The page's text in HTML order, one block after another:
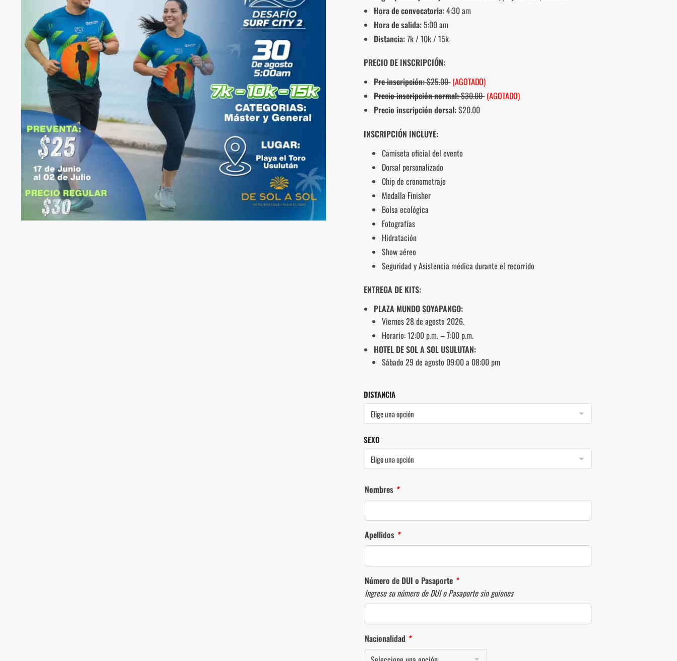
Hora de convocatoria:4:30 am
Hora de salida:5:00 am
Distancia:7k / 10k / 15k
PRECIO DE INSCRIPCIÓN:
Pre inscripción:$25.00(AGOTADO)
Precio inscripción normal:$30.00(AGOTADO)
Precio inscripción dorsal:$20.00
INSCRIPCIÓN INCLUYE:
Camiseta oficial del evento
Dorsal personalizado
Chip de cronometraje
Medalla Finisher
Bolsa ecológica
Fotografías
Hidratación
Show aéreo
Seguridad y Asistencia médica durante el recorrido
ENTREGA DE KITS:
PLAZA MUNDO SOYAPANGO:
Viernes 28 de agosto 2026.
Horario: 12:00 p.m. – 7:00 p.m.
HOTEL DE SOL A SOL USULUTAN:
Sábado 29 de agosto 09:00 a 08:00 pm
DISTANCIA
SEXO
Nombres *
Apellidos *
Número de DUI o Pasaporte *
Ingrese su número de DUI o Pasaporte sin guiones
Nacionalidad *